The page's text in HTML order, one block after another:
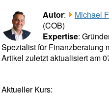
Autor: Michael
(COB)
Expertise:
Spezialist für Finanzberatung
Artikel zuletzt aktualisiert am
Aktueller Kurs: